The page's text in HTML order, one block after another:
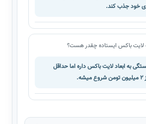
خود جذب کند.
لایت باکس ایستاده چقدر هست؟
به ابعاد لایت باکس داره اما حداقل